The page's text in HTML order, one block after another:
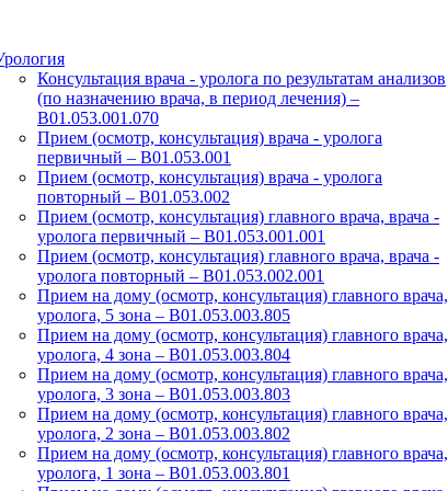
Консультация врача - уролога по результатам анализов
(по назначению врача, в период лечения) –
B01.053.001.070
Прием (осмотр, консультация) врача - уролога
первичный – B01.053.001
Прием (осмотр, консультация) врача - уролога
повторный – B01.053.002
Прием (осмотр, консультация) главного врача, врача -
уролога первичный – B01.053.001.001
Прием (осмотр, консультация) главного врача, врача -
уролога повторный – B01.053.002.001
Прием на дому (осмотр, консультация) главного врача,
уролога, 5 зона – B01.053.003.805
Прием на дому (осмотр, консультация) главного врача,
уролога, 4 зона – B01.053.003.804
Прием на дому (осмотр, консультация) главного врача,
уролога, 3 зона – B01.053.003.803
Прием на дому (осмотр, консультация) главного врача,
уролога, 2 зона – B01.053.003.802
Прием на дому (осмотр, консультация) главного врача,
уролога, 1 зона – B01.053.003.801